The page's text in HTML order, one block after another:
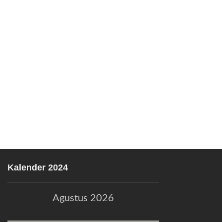
Kalender 2024
Agustus 2026